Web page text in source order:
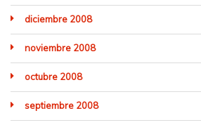
diciembre 2008
noviembre 2008
octubre 2008
septiembre 2008